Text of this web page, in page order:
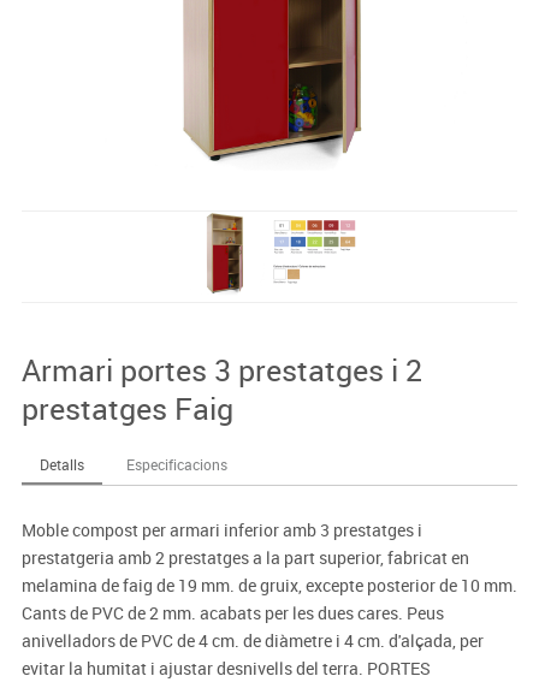
Armari portes 3 prestatges i 2
prestatges Faig
Detalls Especificacions
Moble compost per armari inferior amb 3 prestatges i
prestatgeria amb 2 prestatges a la part superior, fabricat en
melamina de faig de 19 mm. de gruix, excepte posterior de 10 mm.
Cants de PVC de 2 mm. acabats per les dues cares. Peus
anivelladors de PVC de 4 cm. de diàmetre i 4 cm. d'alçada, per
evitar la humitat i ajustar desnivells del terra. PORTES